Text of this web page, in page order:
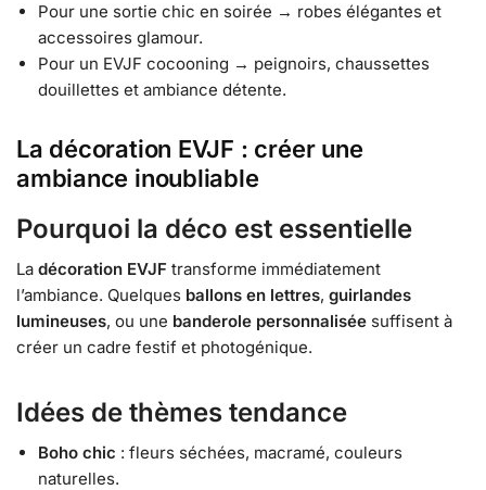
Pour une sortie chic en soirée → robes élégantes et
accessoires glamour.
Pour un EVJF cocooning → peignoirs, chaussettes
douillettes et ambiance détente.
La décoration EVJF : créer une
ambiance inoubliable
Pourquoi la déco est essentielle
La décoration EVJF transforme immédiatement
l’ambiance. Quelques ballons en lettres, guirlandes
lumineuses, ou une banderole personnalisée suffisent à
créer un cadre festif et photogénique.
Idées de thèmes tendance
Boho chic : fleurs séchées, macramé, couleurs
naturelles.